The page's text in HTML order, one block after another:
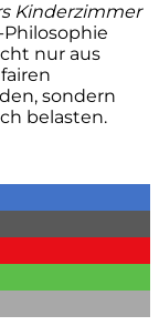
Kinderzimmer
nur aus
sondern
belasten.